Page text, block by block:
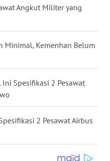
Angkut Militer yang
Minimal, Kemenhan Belum
Spesifikasi 2 Pesawat
2 Pesawat Airbus